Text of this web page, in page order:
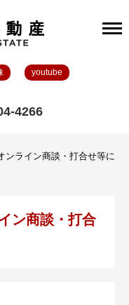
youtube
4266
ンライン商談・打合せ等に
ン商談・打合